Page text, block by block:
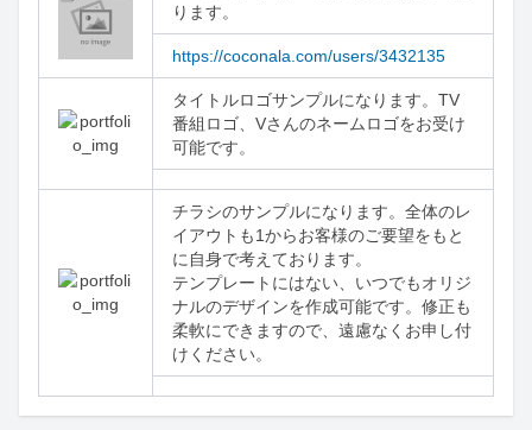
ります。
https://coconala.com/users/3432135
タイトルロゴサンプルになります。TV
番組ロゴ、Vさんのネームロゴをお受け
可能です。
チラシのサンプルになります。全体のレ
イアウトも1からお客様のご要望をもと
に自身で考えております。
テンプレートにはない、いつでもオリジ
ナルのデザインを作成可能です。修正も
柔軟にできますので、遠慮なくお申し付
けください。